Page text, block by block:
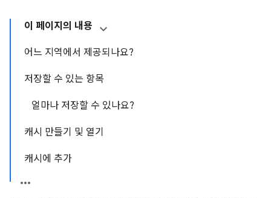
이 페이지의 내용
어느 지역에서 제공되나요?
저장할 수 있는 항목
얼마나 저장할 수 있나요?
캐시 만들기 및 열기
캐시에 추가